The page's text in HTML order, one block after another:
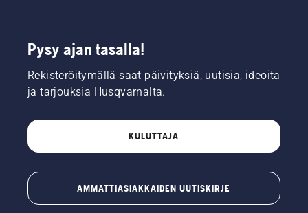
Pysy ajan tasalla!
Rekisteröitymällä saat päivityksiä, uutisia, ideoita
ja tarjouksia Husqvarnalta.
KULUTTAJA
AMMATTIASIAKKAIDEN UUTISKIRJE